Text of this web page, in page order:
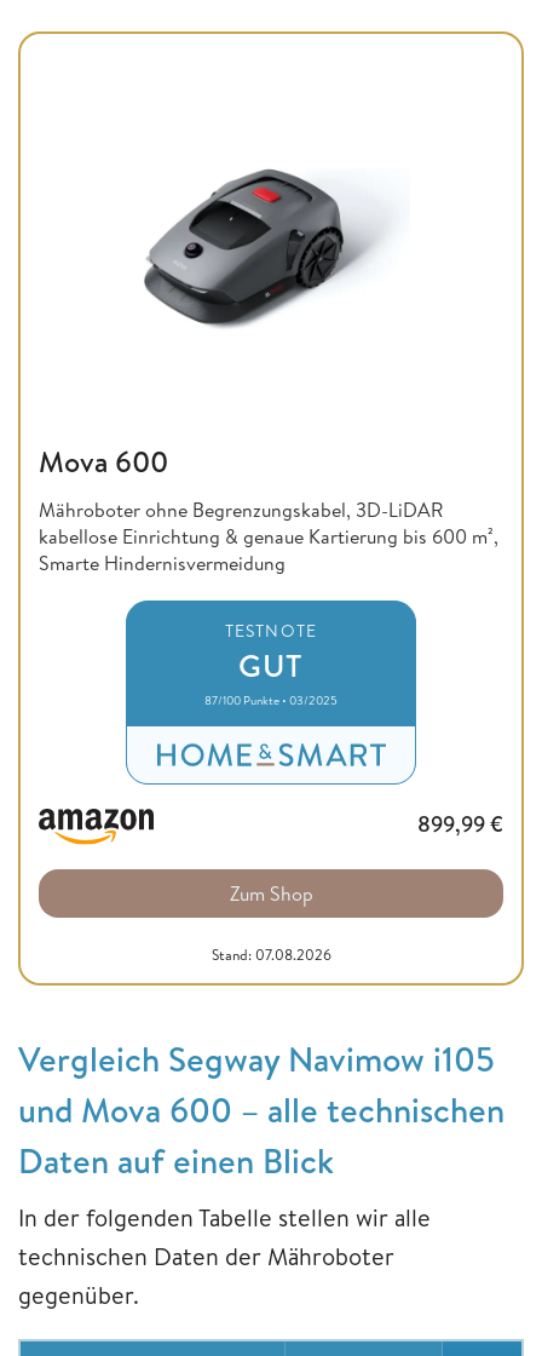
Mova 600
Mähroboter ohne Begrenzungskabel, 3D-LiDAR
kabellose Einrichtung & genaue Kartierung bis 600 m²,
Smarte Hindernisvermeidung
TESTNOTE
GUT
87/100 Punkte • 03/2025
899,99€
Zum Shop
Stand: 07.08.2026
Vergleich Segway Navimow i105
und Mova 600 – alle technischen
Daten auf einen Blick
In der folgenden Tabelle stellen wir alle
technischen Daten der Mähroboter
gegenüber.